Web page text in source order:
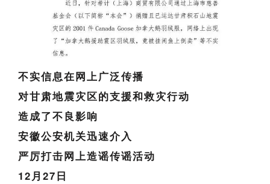
不实信息在网上广泛传播
对甘肃地震灾区的支援和救灾行动
造成了不良影响
安徽公安机关迅速介入
严厉打击网上造谣传谣活动
12月27日